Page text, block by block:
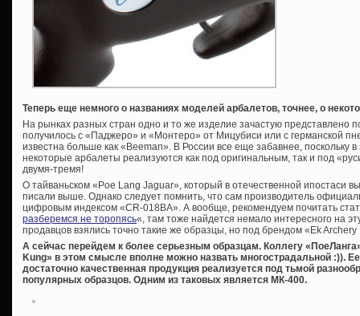
Теперь еще немного о названиях моделей арбалетов, точнее, о
На рынках разных стран одно и то же изделие зачастую представлено
получилось с «Паджеро» и «Монтеро» от Мицубиси или с германской
известна больше как «Beeman». В России все еще забавнее, поскольку
некоторые арбалеты реализуются как под оригинальным, так и под
двумя-тремя!
О тайваньском «Poe Lang Jaguar», который в отечественной ипостаси
писали выше. Однако следует помнить, что сам производитель
цифровым индексом «CR-018BA». А вообще, рекомендуем почитать
разберемся не торопясь«, там тоже найдется немало интересного на
продавцов взялись точно такие же образцы, но под брендом «Ek
А сейчас перейдем к более серьезным образцам. Коллегу
Kung» в этом смысле вполне можно назвать многострадальной :)).
достаточно качественная продукция реализуется под тьмой
популярных образцов. Одним из таковых является МК-400.